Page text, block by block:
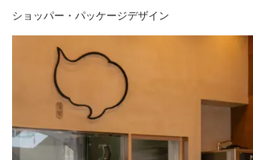
ショッパー・パッケージデザイン